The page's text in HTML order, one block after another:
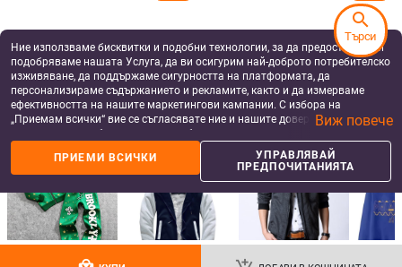
Пуловер с качулка, нов пролетен
и есенен принт с качулка
28.25€/55.25 лв
add_shopping_cart
Поларен кардиган със стойка
яка, цип, дебелен полар, дълги
ръкави
26.53 €/51.89 лв
add_shopping_cart
Ние използваме бисквитки и подобни технологии, за да предоставяме и
подобряваме нашата Услуга, да ви осигурим най-доброто потребителско
изживяване, да поддържаме сигурността на платформата, да
персонализираме съдържанието и рекламите, както и да измерваме
ефективността на нашите маркетингови кампании. С избора на
„Приемам всички“ вие се съгласявате ние и нашите доверени партньори
да съхраняваме бисквитки и подобни технологии на вашето устройство
за рекламни и аналитични цели. Можете по всяко време да управлявате
своите предпочитания, като натиснете „Управлявай предпочитанията“.
За повече информация, моля, вижте нашата
данните.
Виж повече
ПРИЕМИ ВСИЧКИ
УПРАВЛЯВАЙ
ПРЕДПОЧИТАНИЯТА
search
Търси